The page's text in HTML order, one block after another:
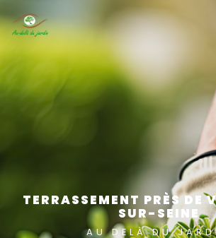
TERRASSEMENT PRÈS DE
SUR-SEINE
AU DELÀ DU
Panneau de gestion des cookies